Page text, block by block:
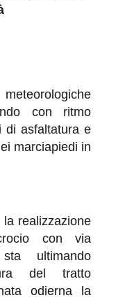
con ritmo
di asfaltatura e
marciapiedi in
realizzazione
con via
ultimando
del tratto
odierna la